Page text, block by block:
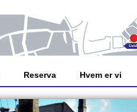
Reserva Hvem er vi